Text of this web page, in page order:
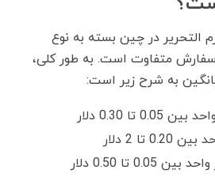
التحریر در چین بسته به نوع
سفارش متفاوت است. به طور کلی،
به شرح زیر است:
تا 0.30 دلار
تا 2 دلار
تا 0.50 دلار